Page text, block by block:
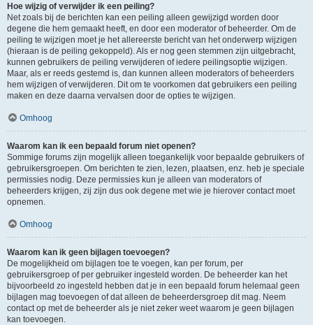
Hoe wijzig of verwijder ik een peiling?
Net zoals bij de berichten kan een peiling alleen gewijzigd worden door
degene die hem gemaakt heeft, en door een moderator of beheerder. Om de
peiling te wijzigen moet je het allereerste bericht van het onderwerp wijzigen
(hieraan is de peiling gekoppeld). Als er nog geen stemmen zijn uitgebracht,
kunnen gebruikers de peiling verwijderen of iedere peilingsoptie wijzigen.
Maar, als er reeds gestemd is, dan kunnen alleen moderators of beheerders
hem wijzigen of verwijderen. Dit om te voorkomen dat gebruikers een peiling
maken en deze daarna vervalsen door de opties te wijzigen.
Omhoog
Waarom kan ik een bepaald forum niet openen?
Sommige forums zijn mogelijk alleen toegankelijk voor bepaalde gebruikers of
gebruikersgroepen. Om berichten te zien, lezen, plaatsen, enz. heb je speciale
permissies nodig. Deze permissies kun je alleen van moderators of
beheerders krijgen, zij zijn dus ook degene met wie je hierover contact moet
opnemen.
Omhoog
Waarom kan ik geen bijlagen toevoegen?
De mogelijkheid om bijlagen toe te voegen, kan per forum, per
gebruikersgroep of per gebruiker ingesteld worden. De beheerder kan het
bijvoorbeeld zo ingesteld hebben dat je in een bepaald forum helemaal geen
bijlagen mag toevoegen of dat alleen de beheerdersgroep dit mag. Neem
contact op met de beheerder als je niet zeker weet waarom je geen bijlagen
kan toevoegen.